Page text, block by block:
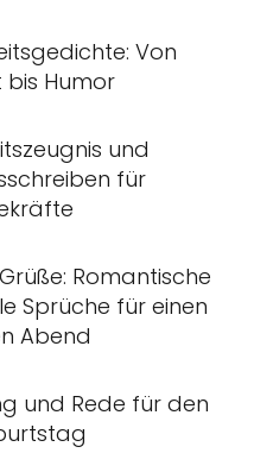
Von
bis Humor
und
für
Romantische
Sprüche für einen
Abend
und Rede für den